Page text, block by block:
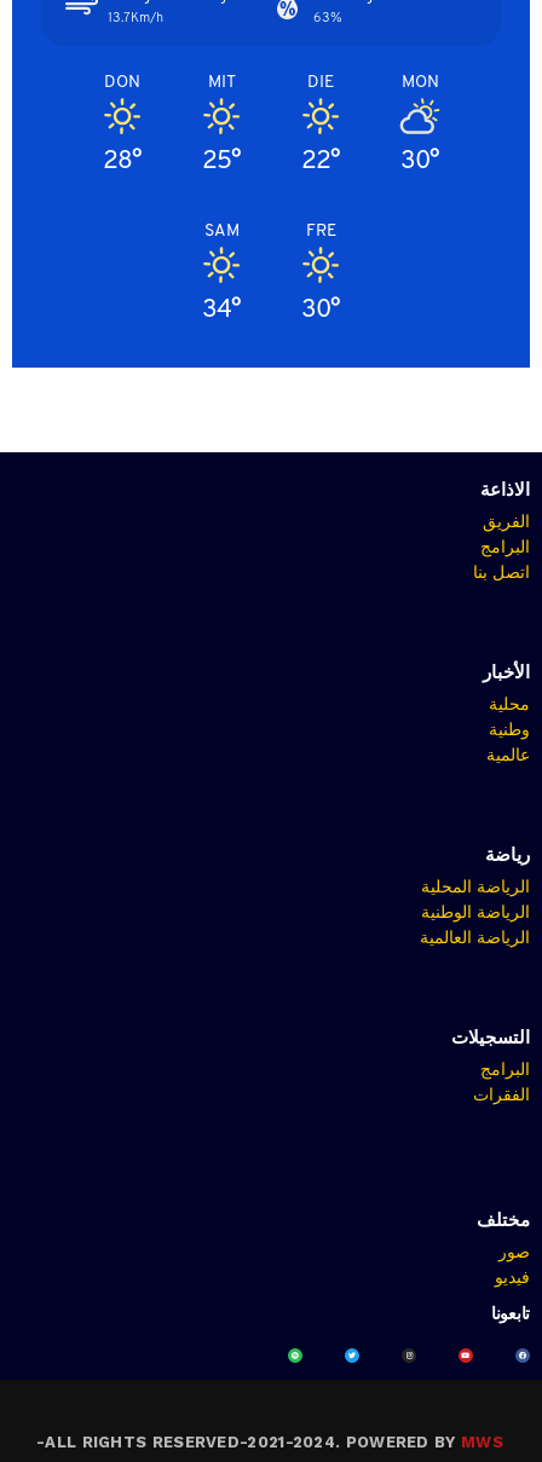
63%
13.7Km/h
MON
30°
DIE
22°
MIT
25°
DON
28°
FRE
30°
SAM
34°
الاذاعة
الفريق
البرامج
اتصل بنا
الأخبار
محلية
وطنية
عالمية
رياضة
الرياضة المحلية
الرياضة الوطنية
الرياضة العالمية
التسجيلات
البرامج
الفقرات
مختلف
صور
فيديو
تابعونا
ALL RIGHTS RESERVED-2021-2024. POWERED BY MWS
-